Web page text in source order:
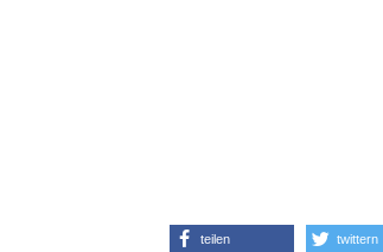
teilen twittern